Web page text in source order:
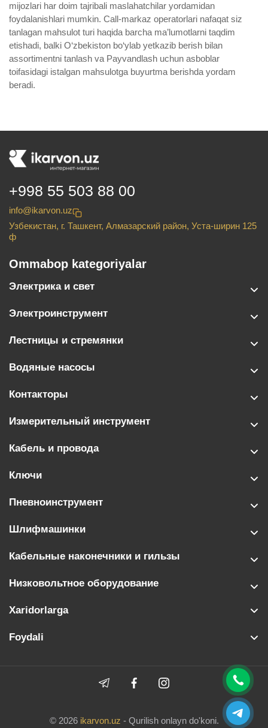
mijozlari har doim tajribali maslahatchilar yordamidan
foydalanishlari mumkin. Call-markaz operatorlari nafaqat siz
tanlagan mahsulot turi haqida barcha ma’lumotlarni taqdim
etishadi, balki O‘zbekiston bo‘ylab yetkazib berish bilan
assortimentni tanlash va Payvandlash uchun asboblar
toifasidagi istalgan mahsulotga buyurtma berishda yordam
beradi.
+998 55 503 88 00
info@ikarvon.uz
Узбекистан, г. Ташкент, Алмазарский район, Уста-ширин 125
ф
Ommabop kategoriyalar
Электрика и свет
Электроинструмент
Лестницы и стремянки
Водяные насосы
Контакторы
Измерительный инструмент
Кабель и провода
Ключи
Пневноинструмент
Шлифмашинки
Кабельные наконечники и гильзы
Низковольтное оборудование
Xaridorlarga
Foydali
© 2026 ikarvon.uz - Qurilish onlayn do'koni.